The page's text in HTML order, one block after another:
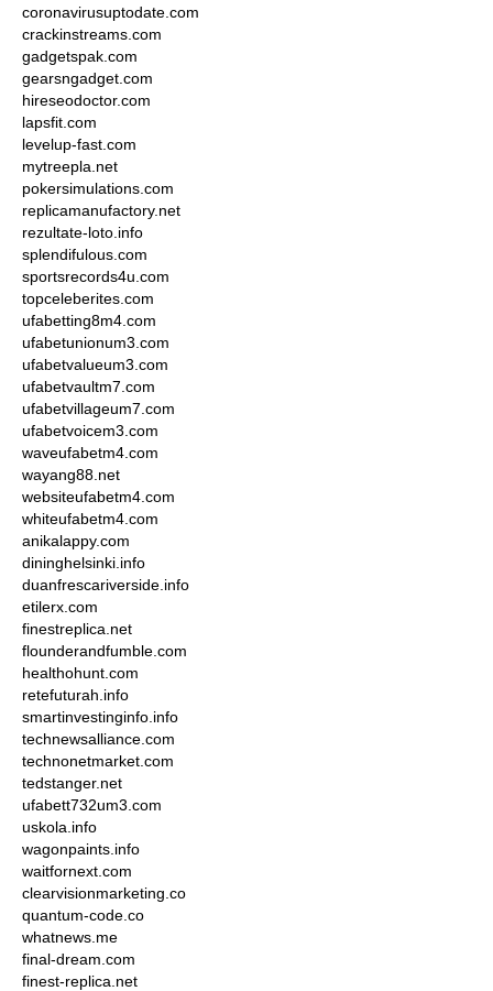
coronavirusuptodate.com
crackinstreams.com
gadgetspak.com
gearsngadget.com
hireseodoctor.com
lapsfit.com
levelup-fast.com
mytreepla.net
pokersimulations.com
replicamanufactory.net
rezultate-loto.info
splendifulous.com
sportsrecords4u.com
topceleberites.com
ufabetting8m4.com
ufabetunionum3.com
ufabetvalueum3.com
ufabetvaultm7.com
ufabetvillageum7.com
ufabetvoicem3.com
waveufabetm4.com
wayang88.net
websiteufabetm4.com
whiteufabetm4.com
anikalappy.com
dininghelsinki.info
duanfrescariverside.info
etilerx.com
finestreplica.net
flounderandfumble.com
healthohunt.com
retefuturah.info
smartinvestinginfo.info
technewsalliance.com
technonetmarket.com
tedstanger.net
ufabett732um3.com
uskola.info
wagonpaints.info
waitfornext.com
clearvisionmarketing.co
quantum-code.co
whatnews.me
final-dream.com
finest-replica.net